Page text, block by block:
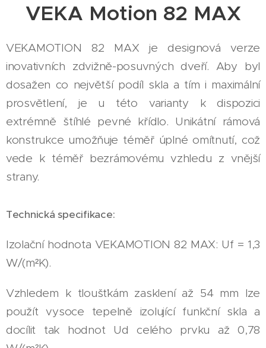
VEKA Motion 82 MAX
VEKAMOTION 82 MAX je designová verze
inovativních zdvižně-posuvných dveří. Aby byl
dosažen co největší podíl skla a tím i maximální
prosvětlení, je u této varianty k dispozici
extrémně štíhlé pevné křídlo. Unikátní rámová
konstrukce umožňuje téměř úplné omítnutí, což
vede k téměř bezrámovému vzhledu z vnější
strany.
Technická specifikace:
Izolační hodnota VEKAMOTION 82 MAX: Uf = 1,3
W/(m²K).
Vzhledem k tloušťkám zasklení až 54 mm lze
použít vysoce tepelně izolující funkční skla a
docílit tak hodnot Ud celého prvku až 0,78